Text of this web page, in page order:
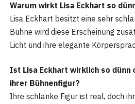
Warum wirkt Lisa Eckhart so
Lisa Eckhart besitzt eine sehr
Bühne wird diese Erscheinung
Licht und ihre elegante
Ist Lisa Eckhart wirklich so dünn
ihrer Bühnenfigur?
Ihre schlanke Figur ist real, doch